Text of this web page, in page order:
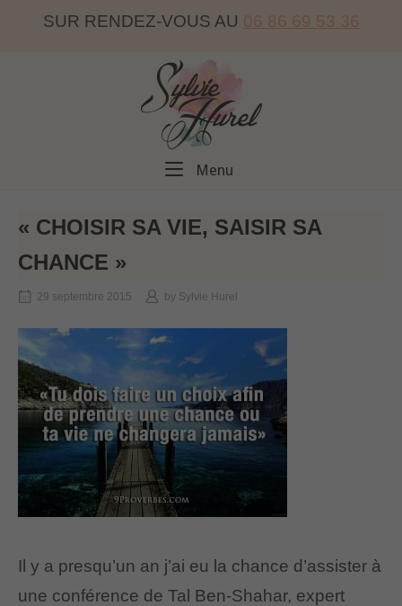
SUR RENDEZ-VOUS AU 06 86 69 53 36
Home
Menu
« CHOISIR SA VIE, SAISIR SA
CHANCE »
29 septembre 2015 by Sylvie Hurel
Il y a presqu’un an j’ai eu la chance d’assister à
une conférence de Tal Ben-Shahar, expert